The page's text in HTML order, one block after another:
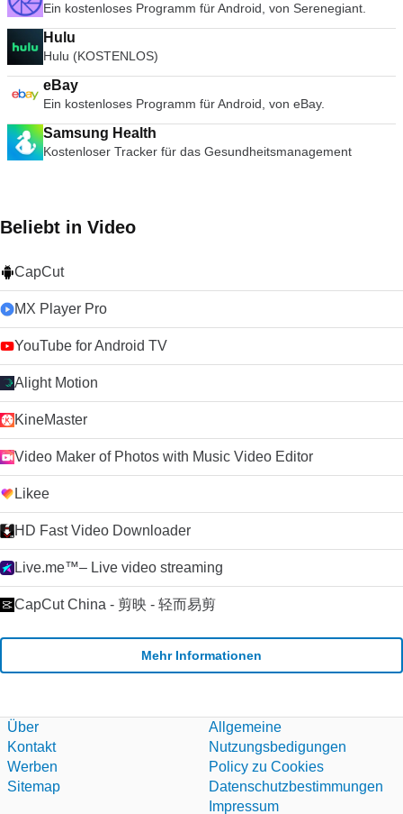
Ein kostenloses Programm für Android, von Serenegiant.
Hulu
Hulu (KOSTENLOS)
eBay
Ein kostenloses Programm für Android, von eBay.
Samsung Health
Kostenloser Tracker für das Gesundheitsmanagement
Beliebt in Video
CapCut
MX Player Pro
YouTube for Android TV
Alight Motion
KineMaster
Video Maker of Photos with Music Video Editor
Likee
HD Fast Video Downloader
Live.me™– Live video streaming
CapCut China - 剪映 - 轻而易剪
Mehr Informationen
Über
Kontakt
Werben
Sitemap
Allgemeine
Nutzungsbedigungen
Policy zu Cookies
Datenschutzbestimmungen
Impressum